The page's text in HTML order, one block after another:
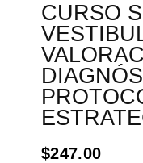
CURSO
$247.00